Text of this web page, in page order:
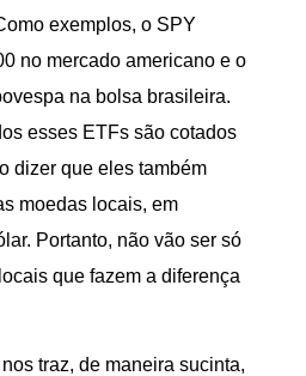
exemplos, o SPY
no mercado americano e o
na bolsa brasileira.
esses ETFs são cotados
dizer que eles também
moedas locais, em
Portanto, não vão ser só
que fazem a diferença
traz, de maneira sucinta,